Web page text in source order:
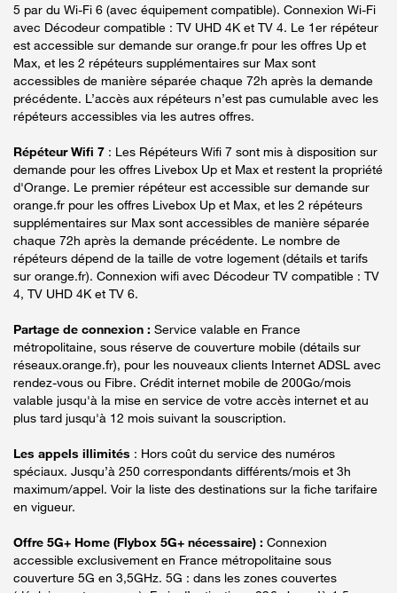
5 par du Wi-Fi 6 (avec équipement compatible). Connexion Wi-Fi
avec Décodeur compatible : TV UHD 4K et TV 4. Le 1er répéteur
est accessible sur demande sur orange.fr pour les offres Up et
Max, et les 2 répéteurs supplémentaires sur Max sont
accessibles de manière séparée chaque 72h après la demande
précédente. L’accès aux répéteurs n’est pas cumulable avec les
répéteurs accessibles via les autres offres.
Répéteur Wifi 7 : Les Répéteurs Wifi 7 sont mis à disposition sur
demande pour les offres Livebox Up et Max et restent la propriété
d'Orange. Le premier répéteur est accessible sur demande sur
orange.fr pour les offres Livebox Up et Max, et les 2 répéteurs
supplémentaires sur Max sont accessibles de manière séparée
chaque 72h après la demande précédente. Le nombre de
répéteurs dépend de la taille de votre logement (détails et tarifs
sur orange.fr). Connexion wifi avec Décodeur TV compatible : TV
4, TV UHD 4K et TV 6.
Partage de connexion : Service valable en France
métropolitaine, sous réserve de couverture mobile (détails sur
réseaux.orange.fr), pour les nouveaux clients Internet ADSL avec
rendez-vous ou Fibre. Crédit internet mobile de 200Go/mois
valable jusqu'à la mise en service de votre accès internet et au
plus tard jusqu'à 12 mois suivant la souscription.
Les appels illimités : Hors coût du service des numéros
spéciaux. Jusqu’à 250 correspondants différents/mois et 3h
maximum/appel. Voir la liste des destinations sur la fiche tarifaire
en vigueur.
Offre 5G+ Home (Flybox 5G+ nécessaire) : Connexion
accessible exclusivement en France métropolitaine sous
couverture 5G en 3,5GHz. 5G : dans les zones couvertes